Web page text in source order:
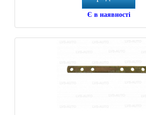
Є в наявності